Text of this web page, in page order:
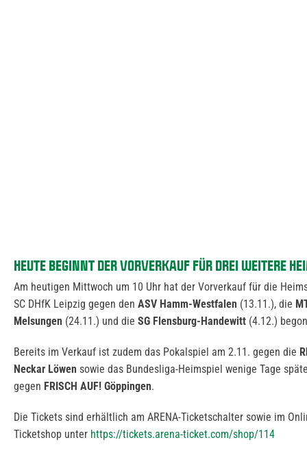
HEUTE BEGINNT DER VORVERKAUF FÜR DREI WEITERE
Am heutigen Mittwoch um 10 Uhr hat der Vorverkauf für die
SC DHfK Leipzig gegen den ASV Hamm-Westfalen (13.11.), die
Melsungen (24.11.) und die SG Flensburg-Handewitt (4.12.)
Bereits im Verkauf ist zudem das Pokalspiel am 2.11. gegen die
Neckar Löwen sowie das Bundesliga-Heimspiel wenige Tage
gegen FRISCH AUF! Göppingen.
Die Tickets sind erhältlich am ARENA-Ticketschalter sowie im
Ticketshop unter https://tickets.arena-ticket.com/shop/114